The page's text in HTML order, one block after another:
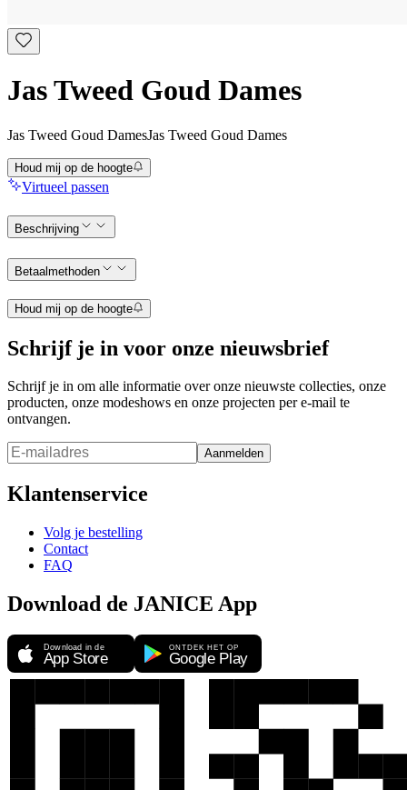
Jas Tweed Goud Dames
Jas Tweed Goud DamesJas Tweed Goud Dames
Houd mij op de hoogte
Virtueel passen
Beschrijving
Betaalmethoden
Houd mij op de hoogte
Schrijf je in voor onze nieuwsbrief
Schrijf je in om alle informatie over onze nieuwste collecties, onze
producten, onze modeshows en onze projecten per e-mail te
ontvangen.
Aanmelden
Klantenservice
Volg je bestelling
Contact
FAQ
Download de JANICE App